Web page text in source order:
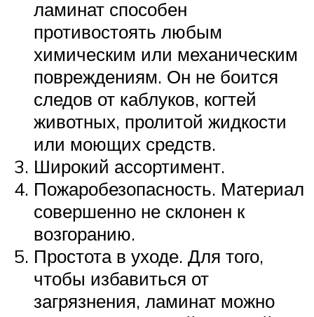
ламинат способен
противостоять любым
химическим или механическим
повреждениям. Он не боится
следов от каблуков, когтей
животных, пролитой жидкости
или моющих средств.
Широкий ассортимент.
Пожаробезопасность. Материал
совершенно не склонен к
возгоранию.
Простота в уходе. Для того,
чтобы избавиться от
загрязнения, ламинат можно